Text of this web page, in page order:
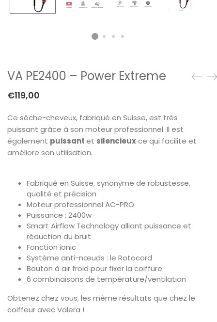
VA PE2400 – Power Extreme
€119,00
Ce sèche-cheveux, fabriqué en Suisse, est très
puissant grâce à son moteur professionnel. Il est
également puissantet silencieuxce qui facilite et
améliore son utilisation.
Fabriqué en Suisse, synonyme de robustesse,
qualité et précision
Moteur professionnel AC-PRO
Puissance : 2400w
Smart Airflow Technology alliant puissance et
réduction du bruit
Fonction ionic
Système anti-nœuds : le Rotocord
Bouton à air froid pour fixer la coiffure
6 combinaisons de température/ventilation
Obtenez chez vous, les même résultats que chez le
coiffeur avec Valera !